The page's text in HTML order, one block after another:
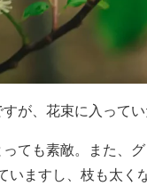
が、花束に入ってい
ても素敵。また、
いますし、枝も太